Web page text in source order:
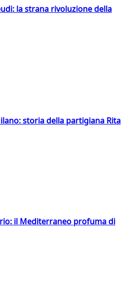
la strana rivoluzione della
storia della partigiana Rita
il Mediterraneo profuma di